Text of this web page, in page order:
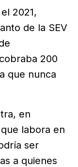
2021,
de la SEV
200
que nunca
en
labora en
ser
a quienes